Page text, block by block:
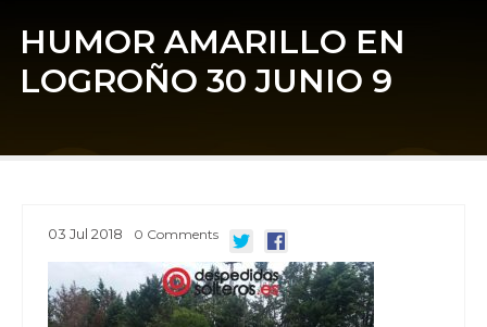
HUMOR AMARILLO EN
LOGROÑO 30 JUNIO 9
03 Jul 2018 0 Comments